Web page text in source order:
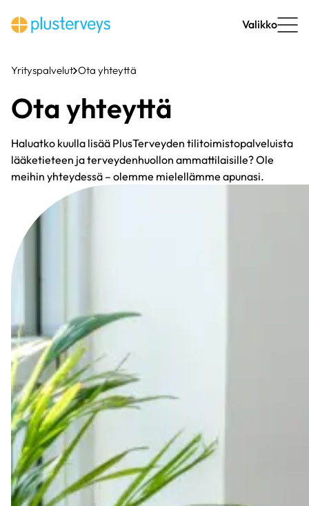
sisältöön
Valikko
Yrityspalvelut Ota yhteyttä
Ota yhteyttä
Haluatko kuulla lisää PlusTerveyden tilitoimistopalveluista
lääketieteen ja terveydenhuollon ammattilaisille? Ole
meihin yhteydessä – olemme mielellämme apunasi.